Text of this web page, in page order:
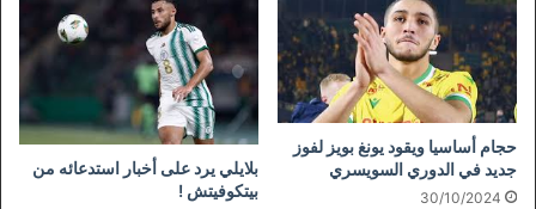
حجام أساسيا ويقود يونغ بويز لفوز
جديد في الدوري السويسري
30/10/2024
بلايلي يرد على أخبار استدعائه من
بيتكوفيتش !